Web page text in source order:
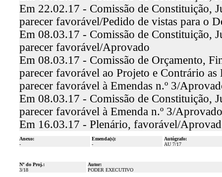
Em 22.02.17 - Comissão de Constituição,
parecer favorável/Pedido de vistas para o
Em 08.03.17 - Comissão de Constituição,
parecer favorável/Aprovado
Em 08.03.17 - Comissão de Orçamento,
parecer favorável ao Projeto e Contrário
parecer favorável à Emendas n.º 3/
Em 08.03.17 - Comissão de Constituição,
parecer favorável à Emenda n.º 3/Aprovado
Em 16.03.17 - Plenário, favorável/
Anexo:
-
Emenda(s):
-
Autógrafo:
AU 7/17
Nº do Proj.:
3/18
Autor:
PODER EXECUTIVO